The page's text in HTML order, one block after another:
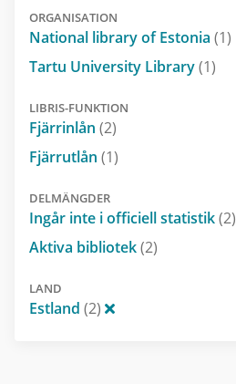
ORGANISATION
National library of Estonia (1)
Tartu University Library(1)
LIBRIS-FUNKTION
Fjärrinlån (2)
Fjärrutlån (1)
DELMÄNGDER
Ingår inte i officiell statistik(2)
Aktiva bibliotek(2)
LAND
Estland (2)